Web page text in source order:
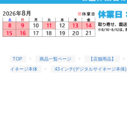
TOP 商品一覧ページ 【店舗用品】
イネージ本体
43インチ(デジタルサイネージ本体)